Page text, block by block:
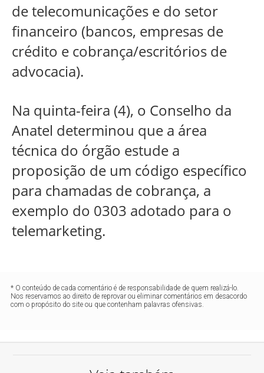
de telecomunicações e do setor
financeiro (bancos, empresas de
crédito e cobrança/escritórios de
advocacia).
Na quinta-feira (4), o Conselho da
Anatel determinou que a área
técnica do órgão estude a
proposição de um código específico
para chamadas de cobrança, a
exemplo do 0303 adotado para o
telemarketing.
* O conteúdo de cada comentário é de responsabilidade de quem realizá-lo.
Nos reservamos ao direito de reprovar ou eliminar comentários em desacordo
com o propósito do site ou que contenham palavras ofensivas.